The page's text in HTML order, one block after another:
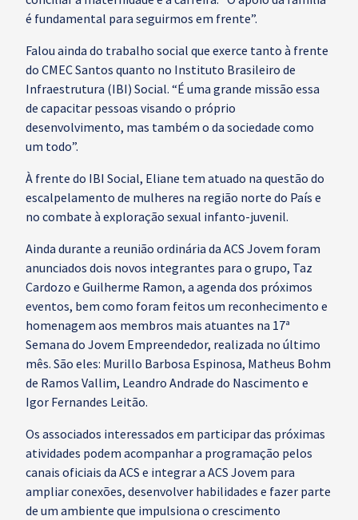
é fundamental para seguirmos em frente”.
Falou ainda do trabalho social que exerce tanto à frente
do CMEC Santos quanto no Instituto Brasileiro de
Infraestrutura (IBI) Social. “É uma grande missão essa
de capacitar pessoas visando o próprio
desenvolvimento, mas também o da sociedade como
um todo”.
À frente do IBI Social, Eliane tem atuado na questão do
escalpelamento de mulheres na região norte do País e
no combate à exploração sexual infanto-juvenil.
Ainda durante a reunião ordinária da ACS Jovem foram
anunciados dois novos integrantes para o grupo, Taz
Cardozo e Guilherme Ramon, a agenda dos próximos
eventos, bem como foram feitos um reconhecimento e
homenagem aos membros mais atuantes na 17ª
Semana do Jovem Empreendedor, realizada no último
mês. São eles: Murillo Barbosa Espinosa, Matheus Bohm
de Ramos Vallim, Leandro Andrade do Nascimento e
Igor Fernandes Leitão.
Os associados interessados em participar das próximas
atividades podem acompanhar a programação pelos
canais oficiais da ACS e integrar a ACS Jovem para
ampliar conexões, desenvolver habilidades e fazer parte
de um ambiente que impulsiona o crescimento